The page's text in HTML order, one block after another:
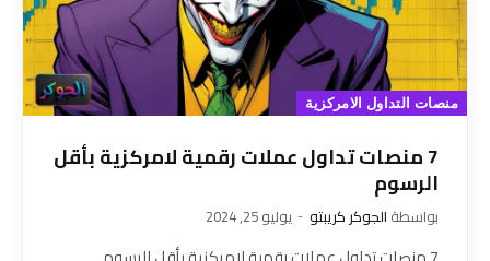
منصات التداول الامركزية
7 منصات تداول عملات رقمية لامركزية بأقل
الرسوم
بواسطة الجوكر كريبتو يوليو 25, 2024